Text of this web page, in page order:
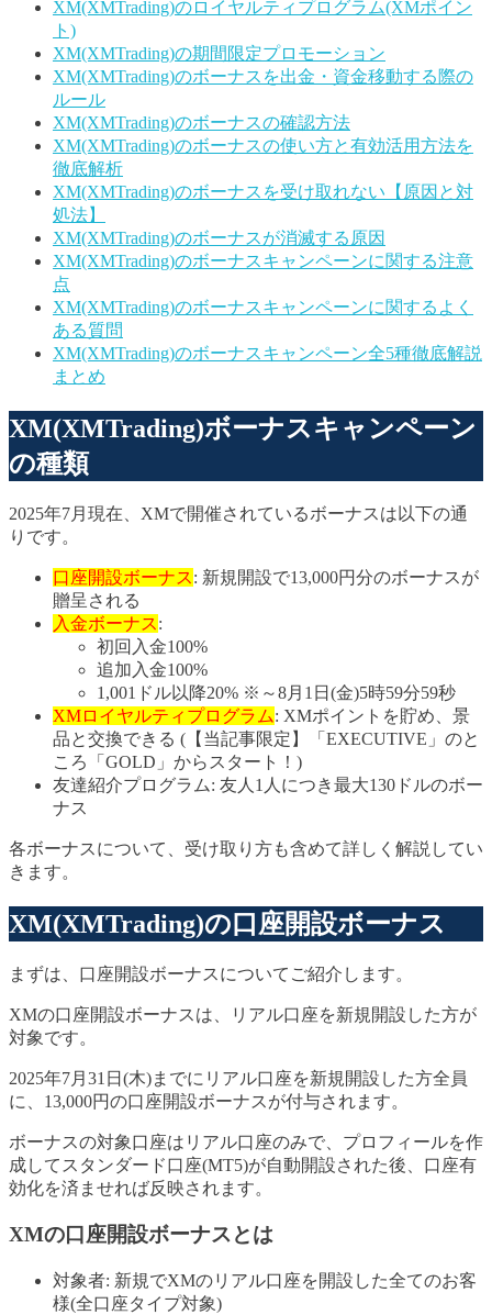
XM(XMTrading)のロイヤルティプログラム(XMポイン
ト)
XM(XMTrading)の期間限定プロモーション
XM(XMTrading)のボーナスを出金・資金移動する際の
ルール
XM(XMTrading)のボーナスの確認方法
XM(XMTrading)のボーナスの使い方と有効活用方法を
徹底解析
XM(XMTrading)のボーナスを受け取れない【原因と対
処法】
XM(XMTrading)のボーナスが消滅する原因
XM(XMTrading)のボーナスキャンペーンに関する注意
点
XM(XMTrading)のボーナスキャンペーンに関するよく
ある質問
XM(XMTrading)のボーナスキャンペーン全5種徹底解説
まとめ
XM(XMTrading)ボーナスキャンペーン
の種類
2025年7月現在、XMで開催されているボーナスは以下の通
りです。
口座開設ボーナス: 新規開設で13,000円分のボーナスが
贈呈される
入金ボーナス:
初回入金100%
追加入金100%
1,001ドル以降20% ※～8月1日(金)5時59分59秒
XMロイヤルティプログラム: XMポイントを貯め、景
品と交換できる (【当記事限定】「EXECUTIVE」のと
ころ「GOLD」からスタート！)
友達紹介プログラム: 友人1人につき最大130ドルのボー
ナス
各ボーナスについて、受け取り方も含めて詳しく解説してい
きます。
XM(XMTrading)の口座開設ボーナス
まずは、口座開設ボーナスについてご紹介します。
XMの口座開設ボーナスは、リアル口座を新規開設した方が
対象です。
2025年7月31日(木)までにリアル口座を新規開設した方全員
に、13,000円の口座開設ボーナスが付与されます。
ボーナスの対象口座はリアル口座のみで、プロフィールを作
成してスタンダード口座(MT5)が自動開設された後、口座有
効化を済ませれば反映されます。
XMの口座開設ボーナスとは
対象者: 新規でXMのリアル口座を開設した全てのお客
様(全口座タイプ対象)